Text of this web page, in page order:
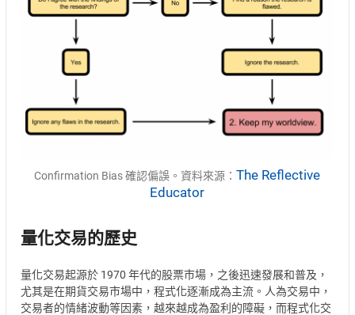
Confirmation Bias 確認偏誤。資料來源：The Reflective
Educator
量化交易的歷史
量化交易起源於 1970 年代的股票市場，之後迅速發展和普及，
尤其是在期貨交易市場中，程式化逐漸成為主流。人為交易中，
交易者的情緒波動等因素，越來越成為盈利的障礙，而程式化交